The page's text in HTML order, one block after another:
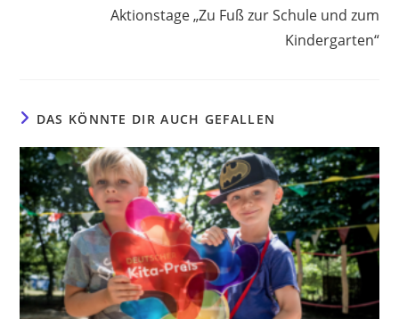
Aktionstage „Zu Fuß zur Schule und zum
Kindergarten“
DAS KÖNNTE DIR AUCH GEFALLEN